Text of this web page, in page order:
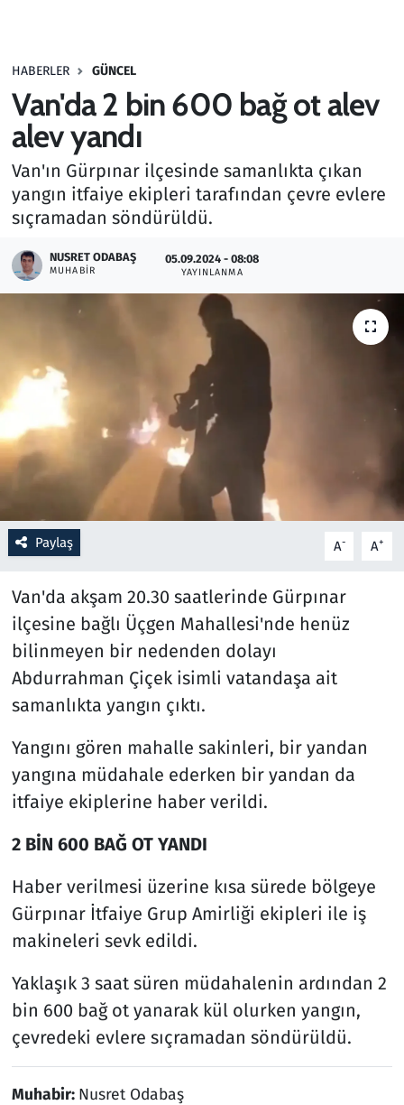
HABERLER GÜNCEL
Van'da 2 bin 600 bağ ot alev
alev yandı
Van'ın Gürpınar ilçesinde samanlıkta çıkan
yangın itfaiye ekipleri tarafından çevre evlere
sıçramadan söndürüldü.
NUSRET ODABAŞ
MUHABIR
05.09.2024 - 08:08
YAYINLANMA
Paylaş A- A+
Van'da akşam 20.30 saatlerinde Gürpınar
ilçesine bağlı Üçgen Mahallesi'nde henüz
bilinmeyen bir nedenden dolayı
Abdurrahman Çiçek isimli vatandaşa ait
samanlıkta yangın çıktı.
Yangını gören mahalle sakinleri, bir yandan
yangına müdahale ederken bir yandan da
itfaiye ekiplerine haber verildi.
2 BİN 600 BAĞ OT YANDI
Haber verilmesi üzerine kısa sürede bölgeye
Gürpınar İtfaiye Grup Amirliği ekipleri ile iş
makineleri sevk edildi.
Yaklaşık 3 saat süren müdahalenin ardından 2
bin 600 bağ ot yanarak kül olurken yangın,
çevredeki evlere sıçramadan söndürüldü.
Muhabir: Nusret Odabaş
Haber
Kültür Sanat
Kurumsal Haberler
Lezzet Durağı
Memur ve Kamu
Otomobil
Ramazan
Resmi İlanlar
Rüya Tabirleri
Sağlık
Seçim 2023
Spor
Televizyon